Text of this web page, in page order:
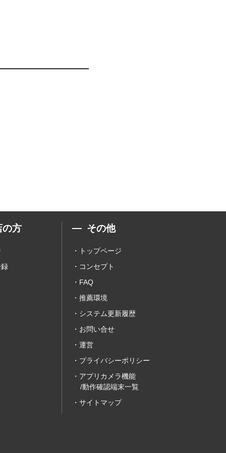
の方 その他
トップページ
コンセプト
FAQ
推薦環境
システム更新履歴
お問い合せ
運営
プライバシーポリシー
アプリカメラ機能
/動作確認端末一覧
サイトマップ